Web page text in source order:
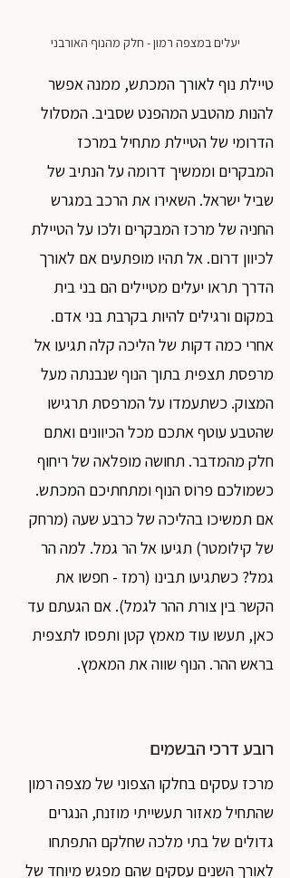
יעלים במצפה רמון - חלק מהנוף האורבני
טיילת נוף לאורך המכתש, ממנה אפשר
להנות מהטבע המהפנט שסביב. המסלול
הדרומי של הטיילת מתחיל במרכז
המבקרים וממשיך דרומה על הנתיב של
שביל ישראל. השאירו את הרכב במגרש
החניה של מרכז המבקרים ולכו על הטיילת
לכיוון דרום. אל תהיו מופתעים אם לאורך
הדרך תראו יעלים מטיילים הם בני בית
במקום ורגילים להיות בקרבת בני אדם.
אחרי כמה דקות של הליכה קלה תגיעו אל
מרפסת תצפית בתוך הנוף שנבנתה מעל
המצוק. כשתעמדו על המרפסת תרגישו
שהטבע עוטף אתכם מכל הכיוונים ואתם
חלק מהמדבר. תחושה מופלאה של ריחוף
כשמולכם פרוס הנוף ומתחתיכם המכתש.
אם תמשיכו בהליכה של כרבע שעה (מרחק
של קילומטר) תגיעו אל הר גמל. למה הר
גמל? כשתגיעו תבינו (רמז - חפשו את
הקשר בין צורת ההר לגמל). אם הגעתם עד
כאן, תעשו עוד מאמץ קטן ותפסו לתצפית
בראש ההר. הנוף שווה את המאמץ.
רובע דרכי הבשמים
מרכז עסקים בחלקו הצפוני של מצפה רמון
שהתחיל מאזור תעשייתי מוזנח, הנגרים
גדולים של בתי מלכה שחלקם התפתחו
לאורך השנים עסקים שהם מפגש מיוחד של